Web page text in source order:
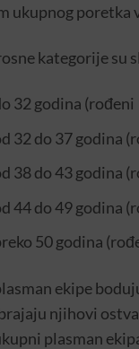
ukupnog poretka
kategorije su
32 godina
32 do 37 godina
38 do 43 godina
44 do 49 godina
50 godina
ekipe
njihovi
plasman